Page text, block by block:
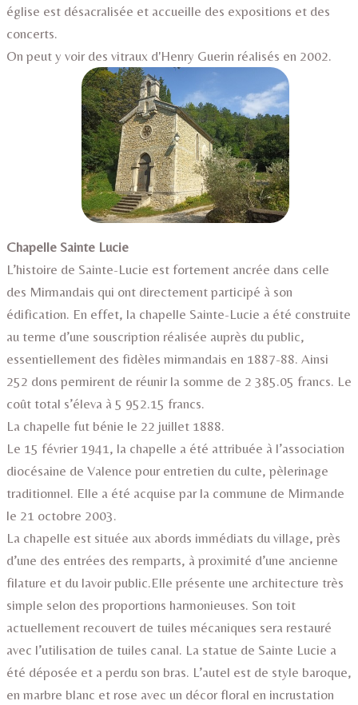
église est désacralisée et accueille des expositions et des
concerts.
On peut y voir des vitraux d'Henry Guerin réalisés en 2002.
Chapelle Sainte Lucie
L’histoire de Sainte-Lucie est fortement ancrée dans celle
des Mirmandais qui ont directement participé à son
édification. En effet, la chapelle Sainte-Lucie a été construite
au terme d’une souscription réalisée auprès du public,
essentiellement des fidèles mirmandais en 1887-88. Ainsi
252 dons permirent de réunir la somme de 2 385.05 francs. Le
coût total s’éleva à 5 952.15 francs.
La chapelle fut bénie le 22 juillet 1888.
Le 15 février 1941, la chapelle a été attribuée à l’association
diocésaine de Valence pour entretien du culte, pèlerinage
traditionnel. Elle a été acquise par la commune de Mirmande
le 21 octobre 2003.
La chapelle est située aux abords immédiats du village, près
d’une des entrées des remparts, à proximité d’une ancienne
filature et du lavoir public.Elle présente une architecture très
simple selon des proportions harmonieuses. Son toit
actuellement recouvert de tuiles mécaniques sera restauré
avec l’utilisation de tuiles canal. La statue de Sainte Lucie a
été déposée et a perdu son bras. L’autel est de style baroque,
en marbre blanc et rose avec un décor floral en incrustation